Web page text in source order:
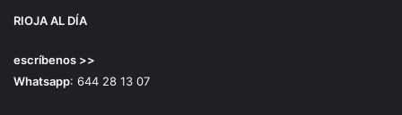
RIOJA AL DÍA
escríbenos >>
Whatsapp: 644 28 13 07